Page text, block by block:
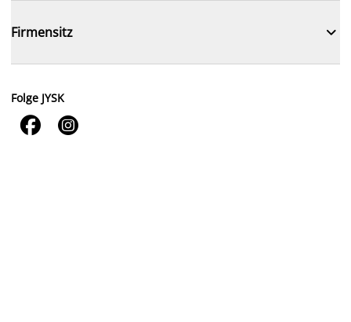
Firmensitz 
Folge JYSK
 